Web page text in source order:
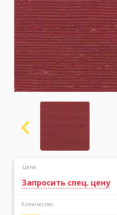
Москва (сменить
Заказать
Цена
Запросить спец. цену
Количество: